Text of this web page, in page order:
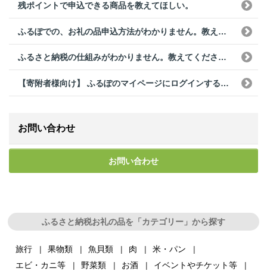
残ポイントで申込できる商品を教えてほしい。
ふるぽでの、お礼の品申込方法がわかりません。教えて下さい。
ふるさと納税の仕組みがわかりません。教えてください。
【寄附者様向け】 ふるぽのマイページにログインする為のログインID、パスワードがわからない。
お問い合わせ
お問い合わせ
ふるさと納税お礼の品を「カテゴリー」から探す
旅行 果物類 魚貝類 肉
米・パン
エビ・カニ等
野菜類 お酒
イベントやチケット等